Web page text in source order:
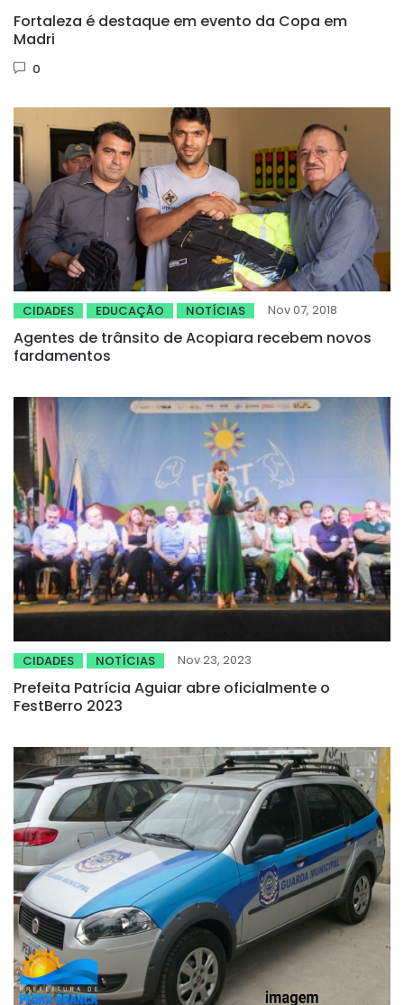
Fortaleza é destaque em evento da Copa em
Madri
0
CIDADES EDUCAÇÃO NOTÍCIAS Nov 07, 2018
Agentes de trânsito de Acopiara recebem novos
fardamentos
CIDADES NOTÍCIAS Nov 23, 2023
Prefeita Patrícia Aguiar abre oficialmente o
FestBerro 2023